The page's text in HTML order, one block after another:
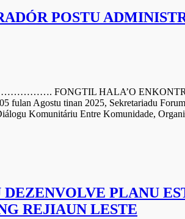
POSTU
HALA’O ENKONTRU HO
Agostu tinan 2025, Sekretariadu
Komunitáriu Entre Komunidade,
PLANU
REJIAUN LESTE